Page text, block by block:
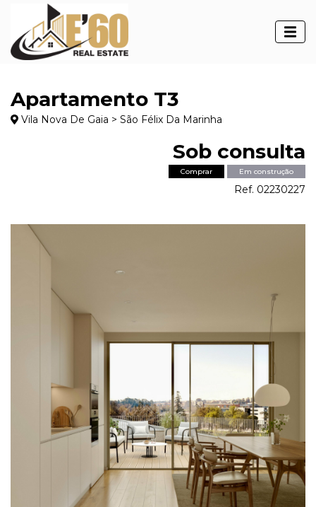
Apartamento T3
Vila Nova De Gaia > São Félix Da Marinha
Sob consulta
Comprar Em construção
Ref. 02230227